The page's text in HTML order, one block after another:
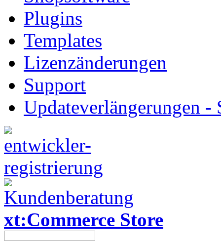
Plugins
Templates
Lizenzänderungen
Support
Updateverlängerungen -
xt:Commerce Store